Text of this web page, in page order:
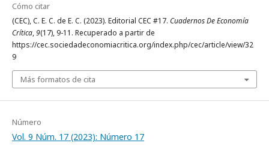
Cómo citar
(CEC), C. E. C. de E. C. (2023). Editorial CEC #17. Cuadernos De Economía
Crítica,9(17), 9-11. Recuperado a partir de
https://cec.sociedadeconomiacritica.org/index.php/cec/article/view/32
9
Más formatos de cita
Número
Vol. 9 Núm. 17 (2023): Número 17